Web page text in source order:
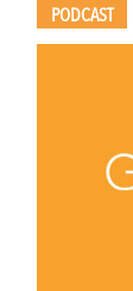
PODCAST